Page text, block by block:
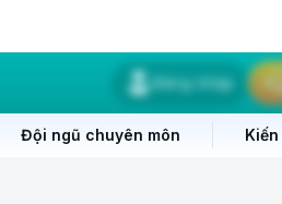
Đăng nhập
Đội ngũ chuyên môn